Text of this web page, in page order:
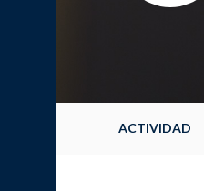
ACTIVIDAD